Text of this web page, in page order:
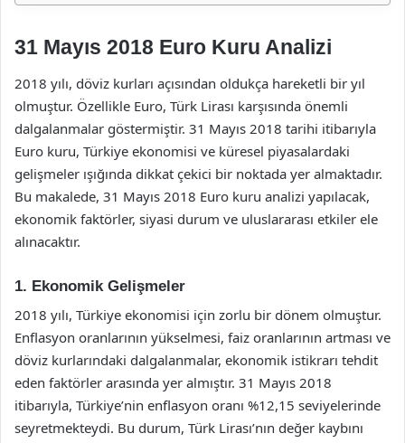
31 Mayıs 2018 Euro Kuru Analizi
2018 yılı, döviz kurları açısından oldukça hareketli bir yıl
olmuştur. Özellikle Euro, Türk Lirası karşısında önemli
dalgalanmalar göstermiştir. 31 Mayıs 2018 tarihi itibarıyla
Euro kuru, Türkiye ekonomisi ve küresel piyasalardaki
gelişmeler ışığında dikkat çekici bir noktada yer almaktadır.
Bu makalede, 31 Mayıs 2018 Euro kuru analizi yapılacak,
ekonomik faktörler, siyasi durum ve uluslararası etkiler ele
alınacaktır.
1. Ekonomik Gelişmeler
2018 yılı, Türkiye ekonomisi için zorlu bir dönem olmuştur.
Enflasyon oranlarının yükselmesi, faiz oranlarının artması ve
döviz kurlarındaki dalgalanmalar, ekonomik istikrarı tehdit
eden faktörler arasında yer almıştır. 31 Mayıs 2018
itibarıyla, Türkiye’nin enflasyon oranı %12,15 seviyelerinde
seyretmekteydi. Bu durum, Türk Lirası’nın değer kaybını